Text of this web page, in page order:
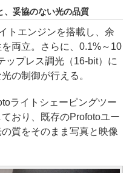
、妥協のない光の品質
トエンジンを搭載し、余
両立。さらに、0.1%～10
ップレス調光（16-bit）に
の制御が行える。
ライトシェーピングツー
おり、既存のProfotoユー
質をそのまま写真と映像